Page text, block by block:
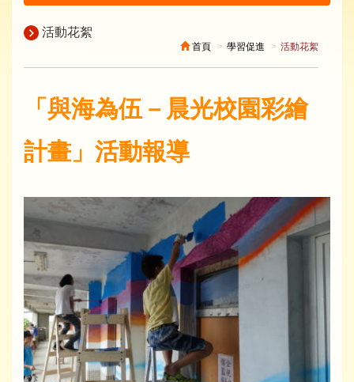
活動花絮
首頁 學習促進 活動花絮
「與海為伍－晨光校園彩繪
計畫」活動報導